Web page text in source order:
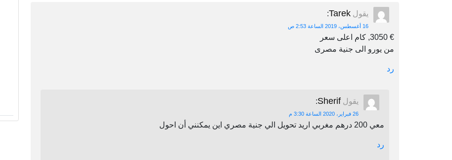
يقول Tarek
:
16 أغسطس، 2019 الساعة 2:53 ص
€ 3050, كام اعلى سعر
من يورو الى جنية مصرى
رد
يقول Sherif
:
26 فبراير، 2020 الساعة 3:30 م
معي 200 درهم مغربي اريد تحويل الي جنية مصري اين يمكنني أن احول
رد